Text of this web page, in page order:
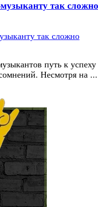
так сложно
путь к успеху
Несмотря на ...